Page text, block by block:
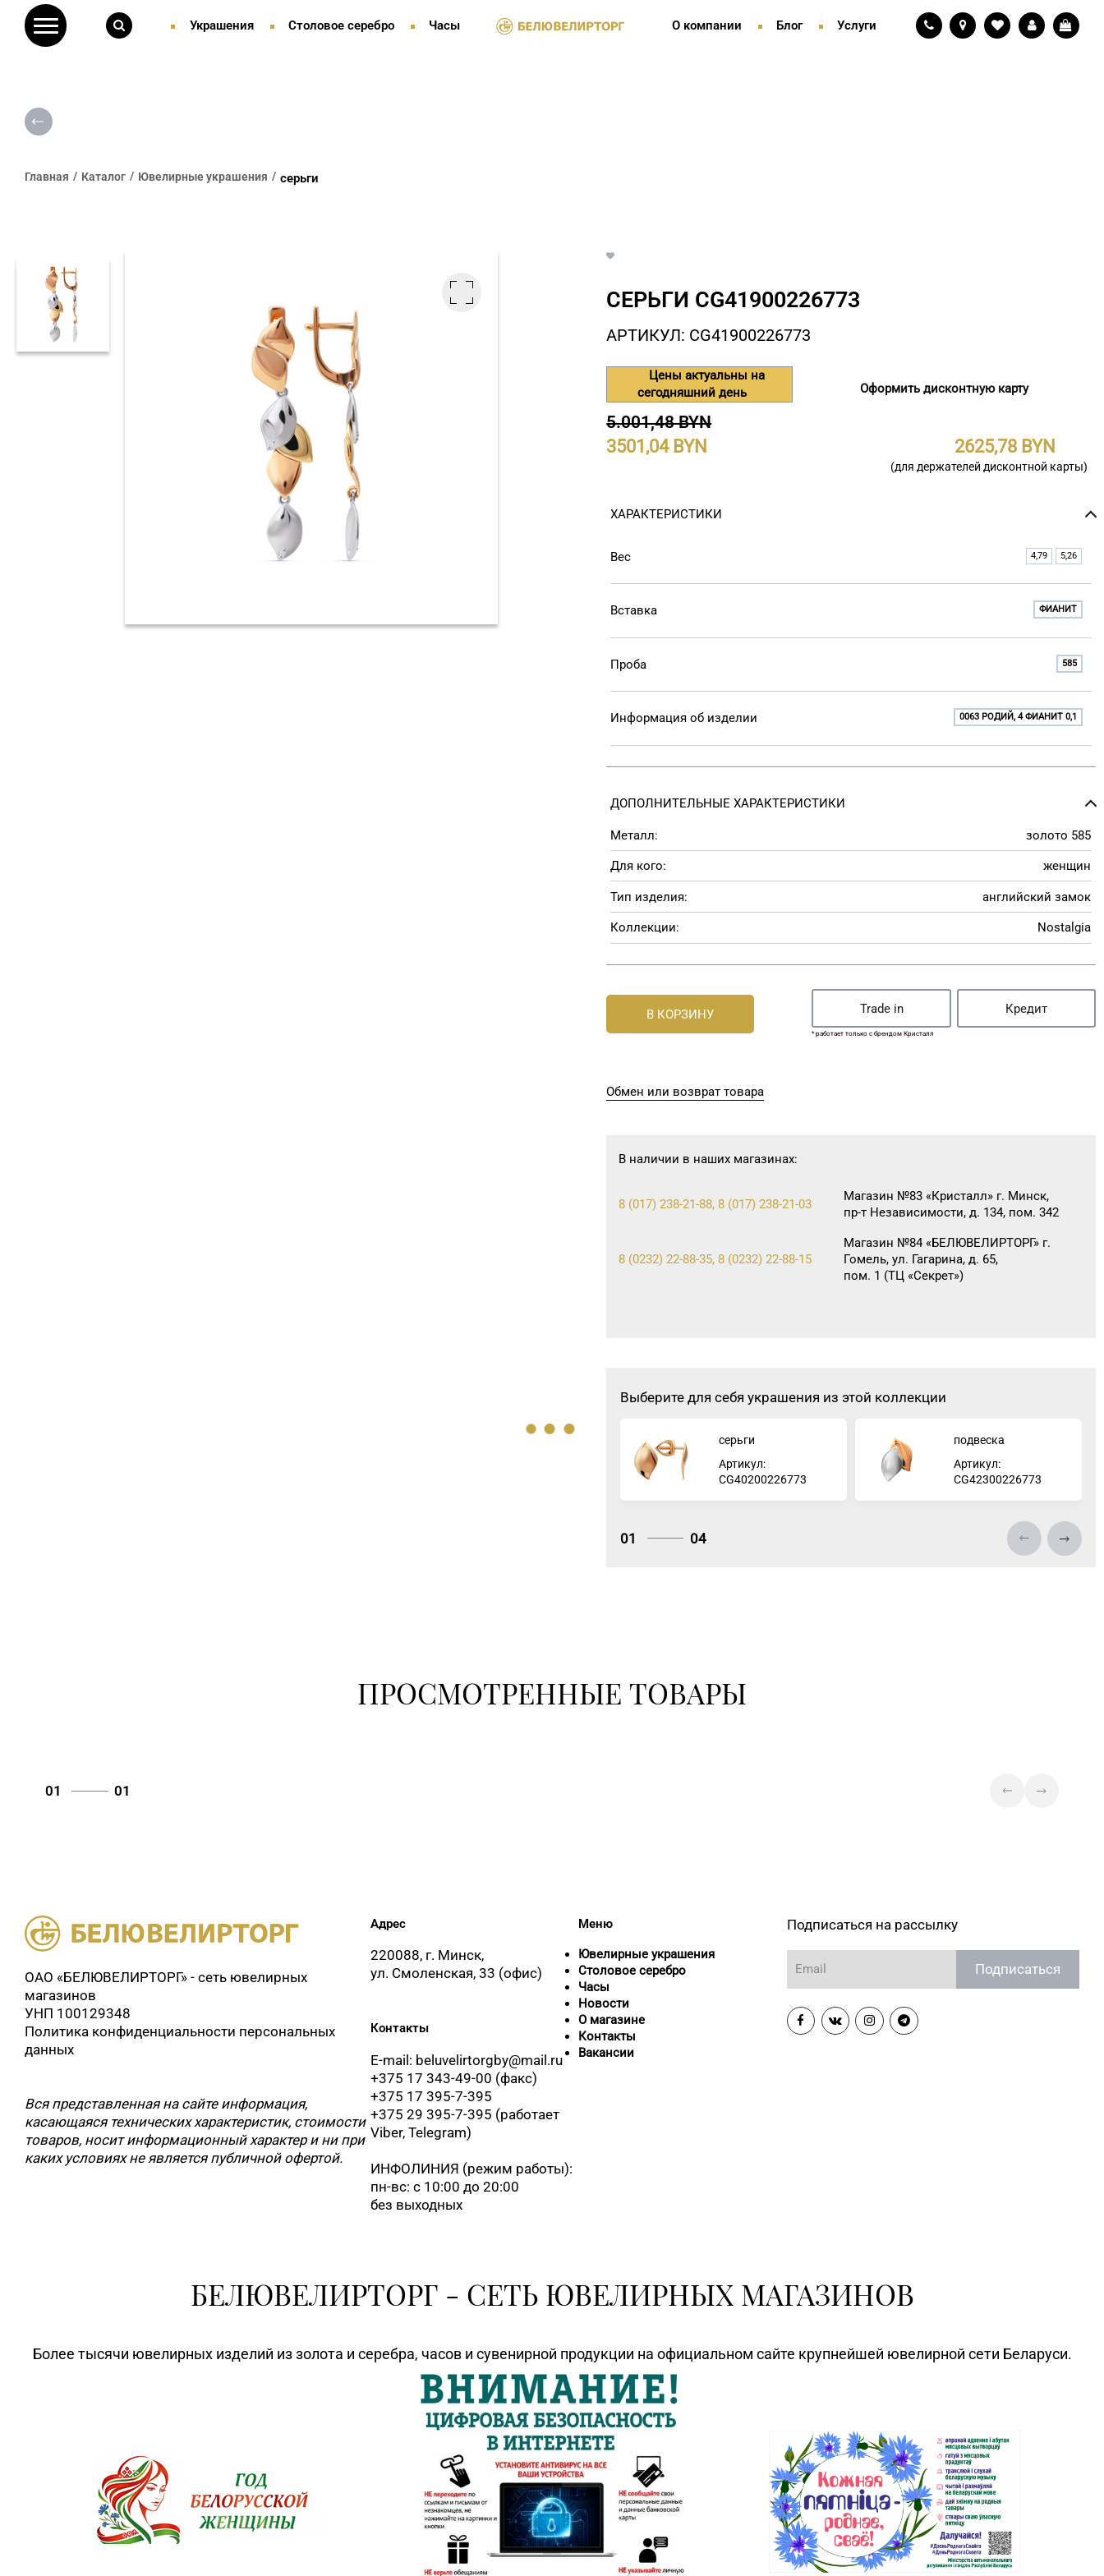
Украшения Столовое серебро Часы О компании Блог Услуги
Главная Каталог Ювелирные украшения серьги
СЕРЬГИ СG41900226773
АРТИКУЛ: СG41900226773
Цены актуальны на
сегодняшний день
Оформить дисконтную карту
5.001,48 BYN
3501,04 2625,78
(для держателей дисконтной карты)
ХАРАКТЕРИСТИКИ
Вес 4,79 5,26
Вставка ФИАНИТ
Проба 585
Информация об изделии 0063 РОДИЙ, 4 ФИАНИТ 0,1
ДОПОЛНИТЕЛЬНЫЕ ХАРАКТЕРИСТИКИ
Металл: золото 585
Для кого: женщин
Тип изделия: английский замок
Коллекции: Nostalgia
В КОРЗИНУ Trade in Кредит
* работает только с брендом Кристалл
Обмен или возврат товара
В наличии в наших магазинах:
8 (017) 238-21-88, 8 (017) 238-21-03
Магазин №83 «Кристалл» г. Минск,
пр-т Независимости, д. 134, пом. 342
8 (0232) 22-88-35, 8 (0232) 22-88-15
Магазин №84 «БЕЛЮВЕЛИРТОРГ» г.
Гомель, ул. Гагарина, д. 65,
пом. 1 (ТЦ «Секрет»)
Выберите для себя украшения из этой коллекции
серьги
Артикул:
СG40200226773
подвеска
Артикул:
СG42300226773
01 04
ПРОСМОТРЕННЫЕ ТОВАРЫ
01 01
ОАО «БЕЛЮВЕЛИРТОРГ» - сеть ювелирных
магазинов
УНП 100129348
Политика конфиденциальности персональных
данных
Вся представленная на сайте информация,
касающаяся технических характеристик, стоимости
товаров, носит информационный характер и ни при
каких условиях не является публичной офертой.
Адрес
220088, г. Минск,
ул. Смоленская, 33 (офис)
Контакты
E-mail: beluvelirtorgby@mail.ru
+375 17 343-49-00 (факс)
+375 17 395-7-395
+375 29 395-7-395 (работает
Viber, Telegram)
ИНФОЛИНИЯ (режим работы):
пн-вс: с 10:00 до 20:00
без выходных
Меню
Ювелирные украшения
Столовое серебро
Часы
Новости
О магазине
Контакты
Вакансии
Подписаться на рассылку
Подписаться
БЕЛЮВЕЛИРТОРГ - СЕТЬ ЮВЕЛИРНЫХ МАГАЗИНОВ
Более тысячи ювелирных изделий из золота и серебра, часов и сувенирной продукции на официальном сайте крупнейшей ювелирной сети Беларуси.